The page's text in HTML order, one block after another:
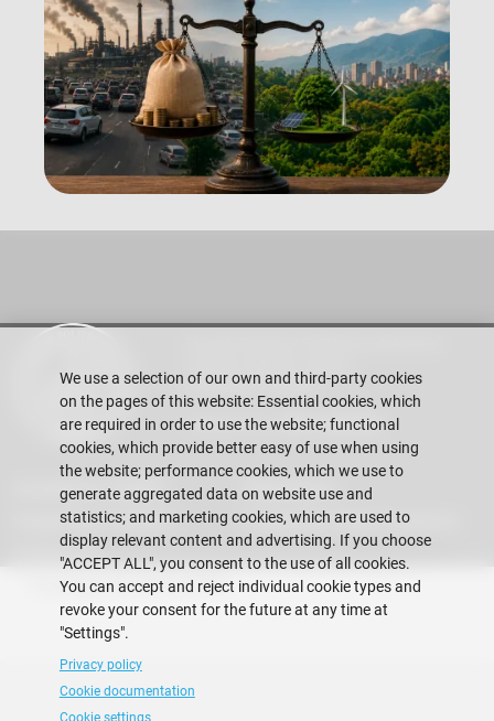
Guayaquil - Ecuador
Telephones:+593-4 2269 269
Acreditation ACBSP
Suggestions Mailbox
Contact Us
Regulations
Frequently Asked Questions
Copyright © 2026 ESPOL
We use a selection of our own and third-party cookies
on the pages of this website: Essential cookies, which
are required in order to use the website; functional
cookies, which provide better easy of use when using
the website; performance cookies, which we use to
generate aggregated data on website use and
statistics; and marketing cookies, which are used to
display relevant content and advertising. If you choose
"ACCEPT ALL", you consent to the use of all cookies.
You can accept and reject individual cookie types and
revoke your consent for the future at any time at
"Settings".
Privacy policy
Cookie documentation
Cookie settings